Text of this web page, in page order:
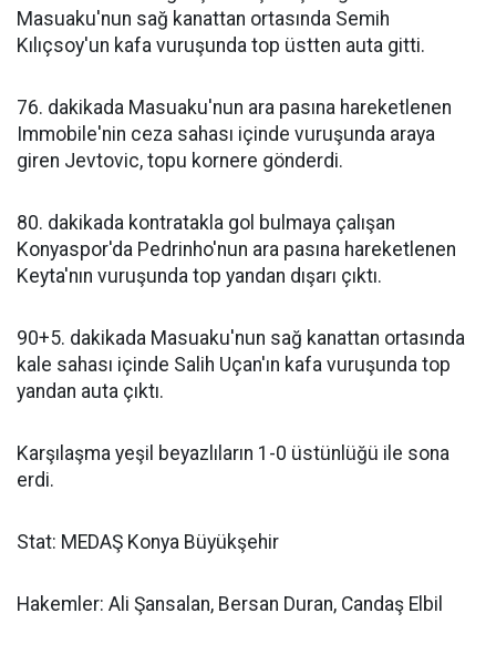
Masuaku'nun sağ kanattan ortasında Semih
Kılıçsoy'un kafa vuruşunda top üstten auta gitti.
76. dakikada Masuaku'nun ara pasına hareketlenen
Immobile'nin ceza sahası içinde vuruşunda araya
giren Jevtovic, topu kornere gönderdi.
80. dakikada kontratakla gol bulmaya çalışan
Konyaspor'da Pedrinho'nun ara pasına hareketlenen
Keyta'nın vuruşunda top yandan dışarı çıktı.
90+5. dakikada Masuaku'nun sağ kanattan ortasında
kale sahası içinde Salih Uçan'ın kafa vuruşunda top
yandan auta çıktı.
Karşılaşma yeşil beyazlıların 1-0 üstünlüğü ile sona
erdi.
Stat: MEDAŞ Konya Büyükşehir
Hakemler: Ali Şansalan, Bersan Duran, Candaş Elbil